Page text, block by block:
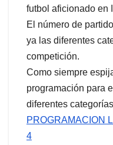
futbol aficionado en
El número de
ya las diferentes
competición.
Como siempre
programación para
diferentes
PROGRAMACION
4